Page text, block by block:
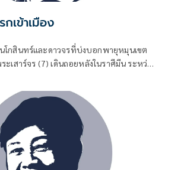
เข้าเมือง
นโกสินทร์และดาวจรที่บ่งบอกพายุหมุนเขต
ะเสาร์จร (7) เดินถอยหลังในราศีมีน ระหว่าง